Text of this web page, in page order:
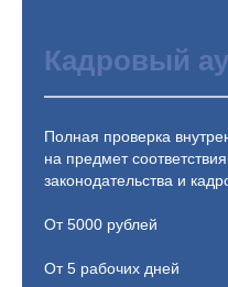
Кадровый
Полная проверка
на предмет
законодательства и
От 5000 рублей
От 5 рабочих дней